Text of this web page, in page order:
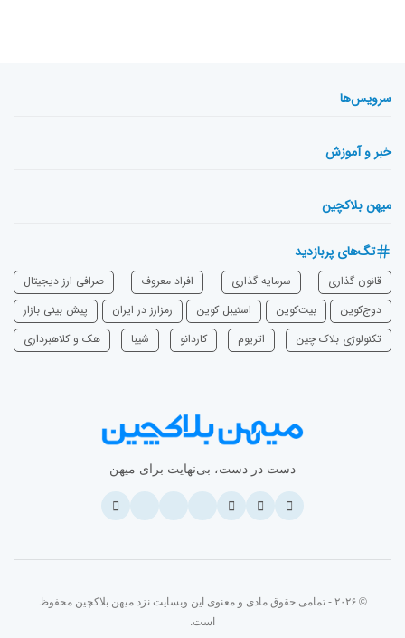
سرویس‌ها
خبر و آموزش
میهن بلاکچین
تگ‌های پربازدید
قانون گذاری سرمایه‌ گذاری افراد معروف
صرافی ارز دیجیتال
دوج‌کوین
بیت‌کوین استیبل کوین رمزارز در ایران
پیش بینی بازار
تکنولوژی بلاک چین
اتریوم ‌کاردانو شیبا هک و کلاهبرداری
دست در دست، بی‌نهایت برای میهن
© ۲۰۲۶ - تمامی حقوق مادی و معنوی این وبسایت نزد میهن بلاکچین محفوظ
است.